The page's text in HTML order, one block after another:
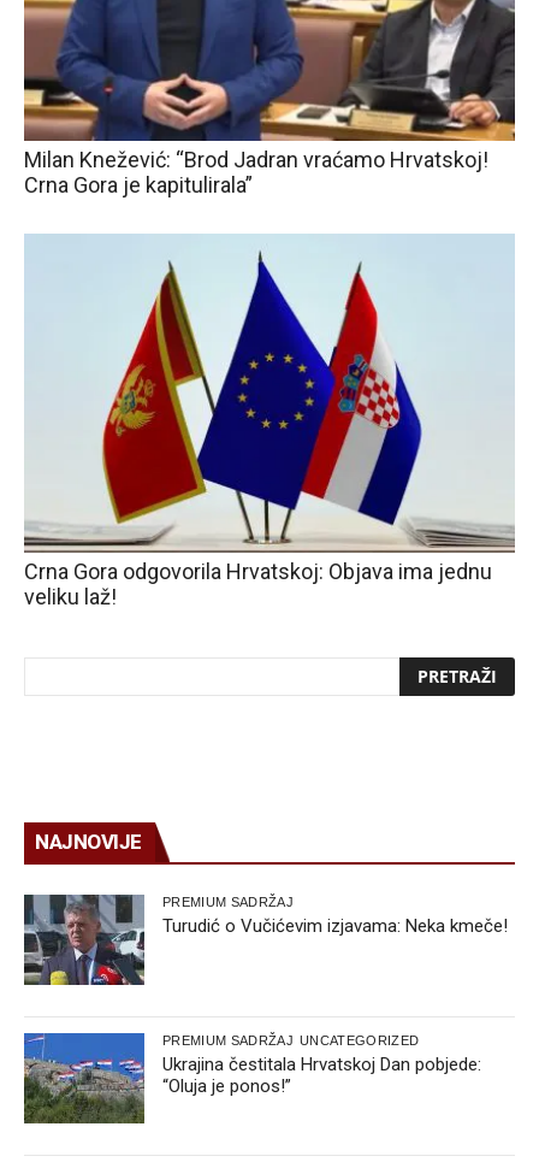
Milan Knežević: “Brod Jadran vraćamo Hrvatskoj!
Crna Gora je kapitulirala”
Crna Gora odgovorila Hrvatskoj: Objava ima jednu
veliku laž!
NAJNOVIJE
PREMIUM SADRŽAJ
Turudić o Vučićevim izjavama: Neka kmeče!
PREMIUM SADRŽAJ UNCATEGORIZED
Ukrajina čestitala Hrvatskoj Dan pobjede:
“Oluja je ponos!”